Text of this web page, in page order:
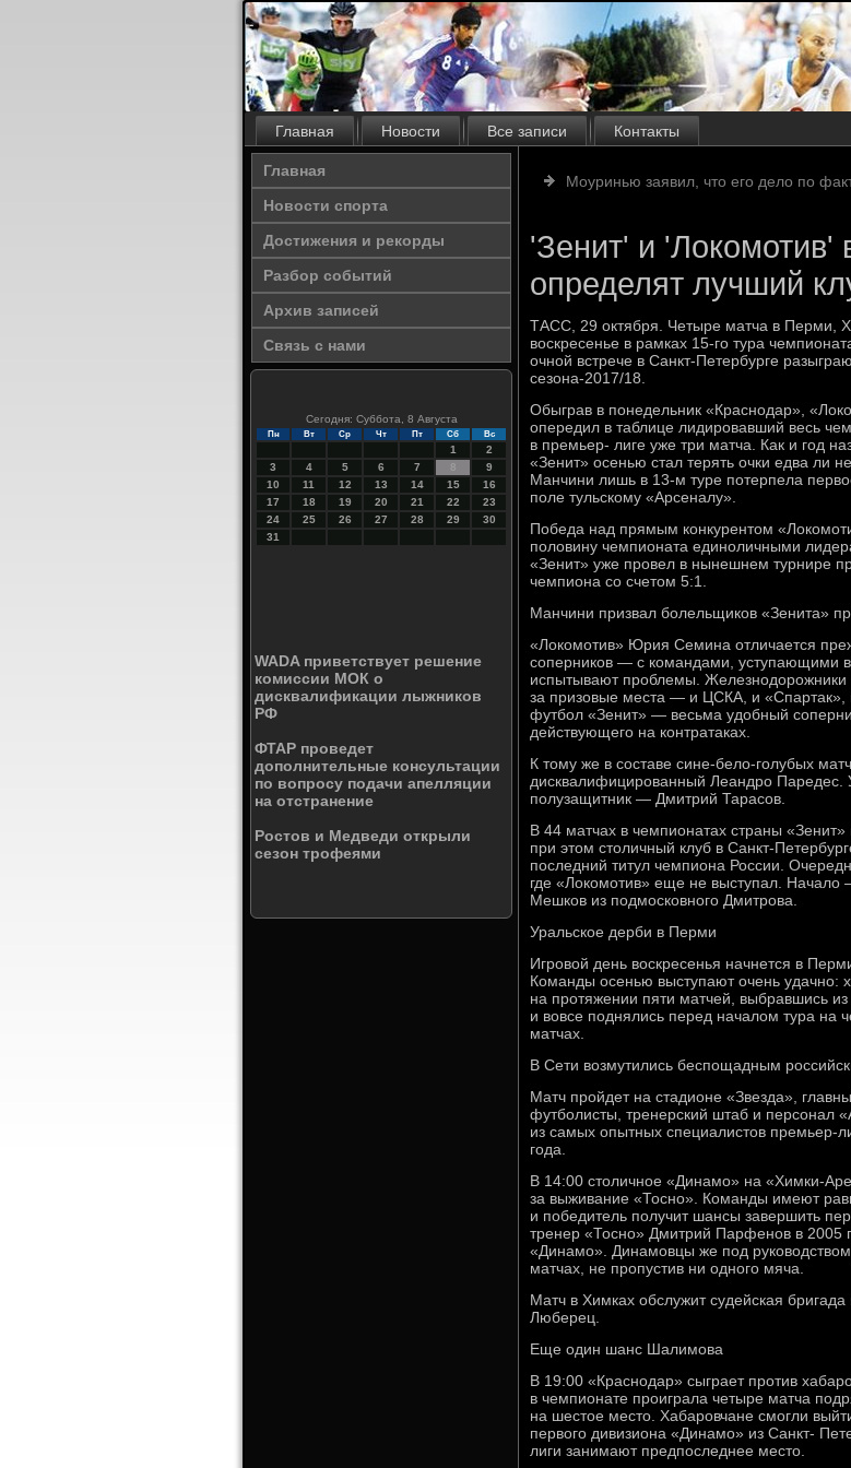
Главная Новости Все записи Контакты
Главная
Новости спорта
Достижения и рекорды
Разбор событий
Архив записей
Связь с нами
Сегодня: Суббота, 8 Августа
Пн Вт Ср Чт Пт Сб Вс
1
2
3
4 5 6 7 8
9
10
11 12 13 14 15
16
17
18 19 20 21 22
23
24
25 26 27 28 29
30
31
WADA приветствует решение
комиссии МОК о
дисквалификации лыжников
РФ
ФТАР проведет
дополнительные консультации
по вопросу подачи апелляции
на отстранение
Ростов и Медведи открыли
сезон трофеями
Моуринью заявил, что его дело по
'Зенит' и 'Локомотив'
определят лучший
ТАСС, 29 октября. Четыре матча в Перми,
воскресенье в рамках 15-го тура
очной встрече в Санкт-Петербурге
сезона-2017/18.
Обыграв в понедельник «Краснодар»,
опередил в таблице лидировавший весь
в премьер- лиге уже три матча. Как и год
«Зенит» осенью стал терять очки едва ли
Манчини лишь в 13-м туре потерпела
поле тульскому «Арсеналу».
Победа над прямым конкурентом
половину чемпионата единоличными
«Зенит» уже провел в нынешнем турнире
чемпиона со счетом 5:1.
Манчини призвал болельщиков «Зенита»
«Локомотив» Юрия Семина отличается
соперников — с командами, уступающими
испытывают проблемы. Железнодорожники
за призовые места — и ЦСКА, и
футбол «Зенит» — весьма удобный
действующего на контратаках.
К тому же в составе сине-бело-голубых
дисквалифицированный Леандро Паредес.
полузащитник — Дмитрий Тарасов.
В 44 матчах в чемпионатах страны
при этом столичный клуб в Санкт-
последний титул чемпиона России.
где «Локомотив» еще не выступал.
Мешков из подмосковного Дмитрова.
Уральское дерби в Перми
Игровой день воскресенья начнется в
Команды осенью выступают очень удачно:
на протяжении пяти матчей, выбравшись из
и вовсе поднялись перед началом тура на
матчах.
В Сети возмутились беспощадным
Матч пройдет на стадионе «Звезда»,
футболисты, тренерский штаб и персонал
из самых опытных специалистов премьер-
года.
В 14:00 столичное «Динамо» на «Химки-
за выживание «Тосно». Команды имеют
и победитель получит шансы завершить
тренер «Тосно» Дмитрий Парфенов в 2005
«Динамо». Динамовцы же под
матчах, не пропустив ни одного мяча.
Матч в Химках обслужит судейская
Люберец.
Еще один шанс Шалимова
В 19:00 «Краснодар» сыграет против
в чемпионате проиграла четыре матча
на шестое место. Хабаровчане смогли
первого дивизиона «Динамо» из Санкт-
лиги занимают предпоследнее место.